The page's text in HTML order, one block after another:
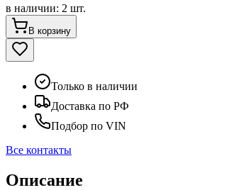
в наличии: 2 шт.
В корзину
Только в наличии
Доставка по РФ
Подбор по VIN
Все контакты
Описание